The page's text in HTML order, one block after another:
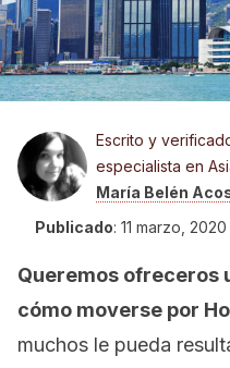
Escrito y
especialista en
María Belén
Publicado: 11 marzo,
Queremos ofreceros
cómo moverse por
muchos le pueda